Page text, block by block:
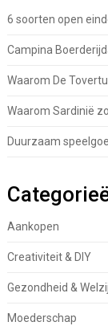
6 soorten open
Campina
Waarom De
Waarom Sardinië
Duurzaam
Aankopen
Creativiteit & DIY
Gezondheid &
Moederschap